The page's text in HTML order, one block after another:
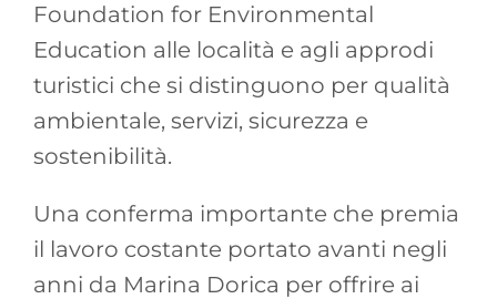
Foundation for Environmental
Education alle località e agli approdi
turistici che si distinguono per qualità
ambientale, servizi, sicurezza e
sostenibilità.
Una conferma importante che premia
il lavoro costante portato avanti negli
anni da Marina Dorica per offrire ai